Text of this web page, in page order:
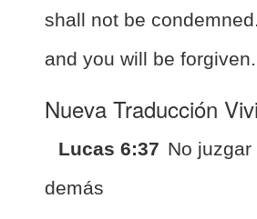
shall not be
and you will be forgiven.
Nueva Traducción
Lucas 6:37 No juzgar
demás